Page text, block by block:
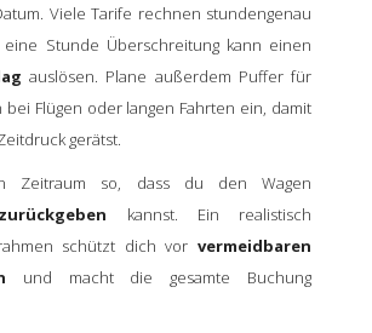
Viele Tarife rechnen stundengenau
Stunde Überschreitung kann einen
auslösen. Plane außerdem Puffer für
bei Flügen oder langen Fahrten ein, damit
gerätst.
Zeitraum so, dass du den Wagen
kannst. Ein realistisch
schützt dich vor vermeidbaren
und macht die gesamte Buchung